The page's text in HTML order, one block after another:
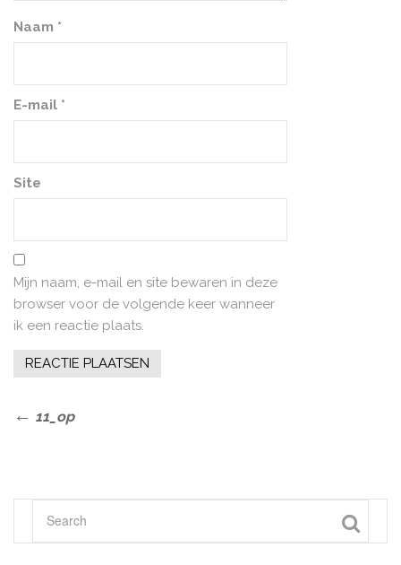
Naam *
E-mail *
Site
Mijn naam, e-mail en site bewaren in deze
browser voor de volgende keer wanneer
ik een reactie plaats.
Bericht
Previous
11_op